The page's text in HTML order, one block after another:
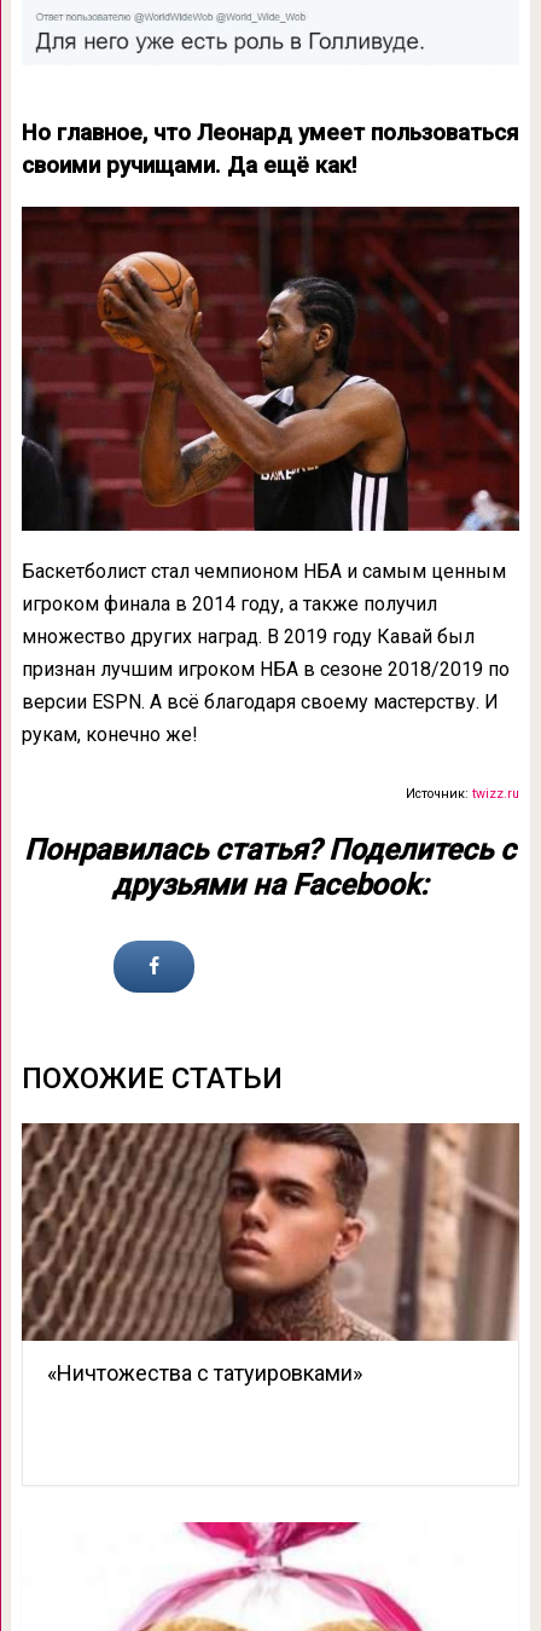
Но главное, что Леонард умеет пользоваться
своими ручищами. Да ещё как!
Баскетболист стал чемпионом НБА и самым ценным
игроком финала в 2014 году, а также получил
множество других наград. В 2019 году Кавай был
признан лучшим игроком НБА в сезоне 2018/2019 по
версии ESPN. А всё благодаря своему мастерству. И
рукам, конечно же!
Источник:twizz.ru
Понравилась статья? Поделитесь с
друзьями на Facebook:
ПОХОЖИЕ СТАТЬИ
«Ничтожества с татуировками»